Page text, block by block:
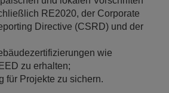
RE2020, der Corporate
Directive (CSRD) und der
wie
zu erhalten;
für Projekte zu sichern.